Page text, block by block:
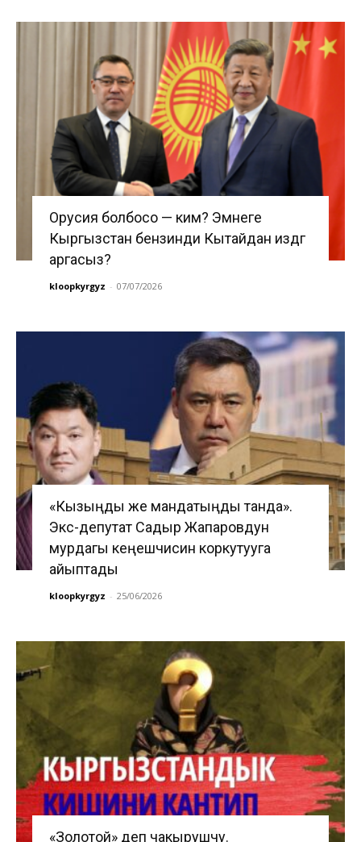
Орусия болбосо — ким? Эмнеге
Кыргызстан бензинди Кытайдан издөөгө
аргасыз?
kloopkyrgyz - 07/07/2026
«Кызыңды же мандатыңды танда».
Экс-депутат Садыр Жапаровдун
мурдагы кеңешчисин коркутууга
айыптады
kloopkyrgyz - 25/06/2026
«Золотой» деп чакырушчу.